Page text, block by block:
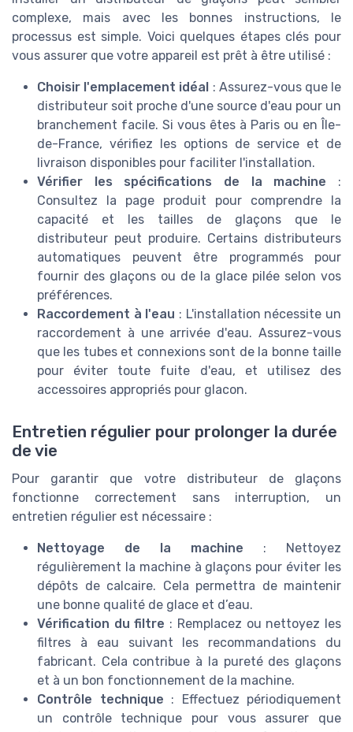
complexe, mais avec les bonnes instructions, le
processus est simple. Voici quelques étapes clés pour
vous assurer que votre appareil est prêt à être utilisé :
Choisir l'emplacement idéal : Assurez-vous que le
distributeur soit proche d'une source d'eau pour un
branchement facile. Si vous êtes à Paris ou en Île-
de-France, vérifiez les options de service et de
livraison disponibles pour faciliter l'installation.
Vérifier les spécifications de la machine :
Consultez la page produit pour comprendre la
capacité et les tailles de glaçons que le
distributeur peut produire. Certains distributeurs
automatiques peuvent être programmés pour
fournir des glaçons ou de la glace pilée selon vos
préférences.
Raccordement à l'eau : L'installation nécessite un
raccordement à une arrivée d'eau. Assurez-vous
que les tubes et connexions sont de la bonne taille
pour éviter toute fuite d'eau, et utilisez des
accessoires appropriés pour glacon.
Entretien régulier pour prolonger la durée
de vie
Pour garantir que votre distributeur de glaçons
fonctionne correctement sans interruption, un
entretien régulier est nécessaire :
Nettoyage de la machine : Nettoyez
régulièrement la machine à glaçons pour éviter les
dépôts de calcaire. Cela permettra de maintenir
une bonne qualité de glace et d’eau.
Vérification du filtre : Remplacez ou nettoyez les
filtres à eau suivant les recommandations du
fabricant. Cela contribue à la pureté des glaçons
et à un bon fonctionnement de la machine.
Contrôle technique : Effectuez périodiquement
un contrôle technique pour vous assurer que